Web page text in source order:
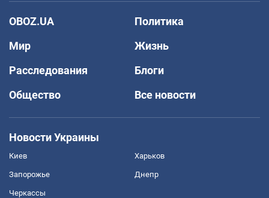
OBOZ.UA
Политика
Мир
Жизнь
Расследования
Блоги
Общество
Все новости
Новости Украины
Киев Харьков
Запорожье Днепр
Черкассы